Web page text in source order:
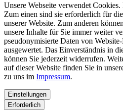
Unsere Webseite verwendet
Zum einen sind sie erforderlich für
unserer Website. Zum anderen
unsere Inhalte für Sie immer weiter
pseudonymisierte Daten von
ausgewertet. Das Einverständnis in
können Sie jederzeit widerrufen.
auf dieser Website finden Sie in
zu uns im Impressum.
Einstellungen
Erforderlich